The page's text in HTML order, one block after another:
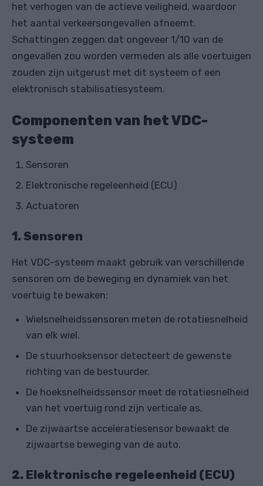
het verhogen van de actieve veiligheid, waardoor
het aantal verkeersongevallen afneemt.
Schattingen zeggen dat ongeveer 1/10 van de
ongevallen zou worden vermeden als alle voertuigen
zouden zijn uitgerust met dit systeem of een
elektronisch stabilisatiesysteem.
Componenten van het VDC-
systeem
Sensoren
Elektronische regeleenheid (ECU)
Actuatoren
1. Sensoren
Het VDC-systeem maakt gebruik van verschillende
sensoren om de beweging en dynamiek van het
voertuig te bewaken:
Wielsnelheidssensoren meten de rotatiesnelheid
van elk wiel.
De stuurhoeksensor detecteert de gewenste
richting van de bestuurder.
De hoeksnelheidssensor meet de rotatiesnelheid
van het voertuig rond zijn verticale as.
De zijwaartse acceleratiesensor bewaakt de
zijwaartse beweging van de auto.
2. Elektronische regeleenheid (ECU)